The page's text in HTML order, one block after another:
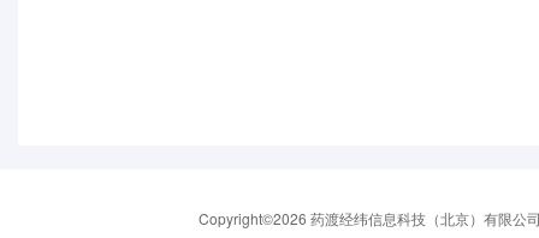
Copyright©2026 药渡经纬信息科技（北京）有限公